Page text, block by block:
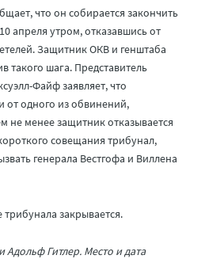
что он собирается закончить
апреля утром, отказавшись от
Защитник ОКВ и генштаба
такого шага. Представитель
Файф заявляет, что
от одного из обвинений,
не менее защитник отказывается
совещания трибунал,
генерала Вестгофа и Виллена
закрывается.
Гитлер. Место и дата